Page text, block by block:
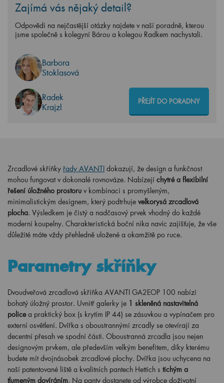
Zajímá vás nějaký detail?
Odpovědi na nejčastější otázky najdete v naší poradně, kterou
jsme společně s kolegyní Bárou a kolegou Radkem nachystali.
Barbora
Stoklasová
Radek
Krajzl
PŘEJÍT DO PORADNY
Zrcadlové skříňky řady AVANTI dokazují, že design a funkčnost
mohou fungovat v dokonalé rovnováze. Nabízejí chytré a flexibilní
řešení úložného prostoru v kombinaci s promyšleným,
minimalistickým designem, který podtrhuje velkorysá zrcadlová
plocha. Výsledkem je čistý a nadčasový prvek vhodný do každé
moderní koupelny. Charakteristická boční nika navíc zajišťuje, že vše
důležité máte vždy přehledně uložené a okamžitě po ruce.
Parametry skříňky
Dvoudveřová zrcadlová skříňka AVANTI GA2EOP 100 nabízí
bohatý úložný prostor. Uvnitř galerky je 1 skleněná nastavitelná
police a praktický box (s krytím IP 44) se zásuvkou a vypínačem pro
externí osvětlení. Dvířka s oboustrannými zrcadly se otevírají za
decentní přesah ve spodní části. Oboustranná zrcadla jsou nejen
designovým prvkem, ale především velkým benefitem, díky kterému
budete mít dvojnásobek zrcadlové plochy. Dvířka jsou uchycena na
naší patentované liště a kvalitních pantech Hettich s tichým a
tlumeným dovíráním. Na panty dostanete od výrobce doživotní